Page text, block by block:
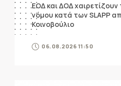
ΕΟΔ και ΔΟΔ
νόμου κατά των SLAPP
Κοινοβούλιο
06.08.2026 11:50